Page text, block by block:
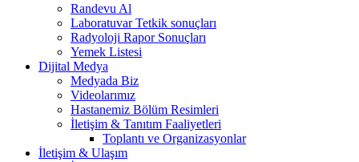
Randevu Al
Laboratuvar Tetkik sonuçları
Radyoloji Rapor Sonuçları
Yemek Listesi
Dijital Medya
Medyada Biz
Videolarımız
Hastanemiz Bölüm Resimleri
İletişim & Tanıtım Faaliyetleri
Toplantı ve Organizasyonlar
İletişim & Ulaşım